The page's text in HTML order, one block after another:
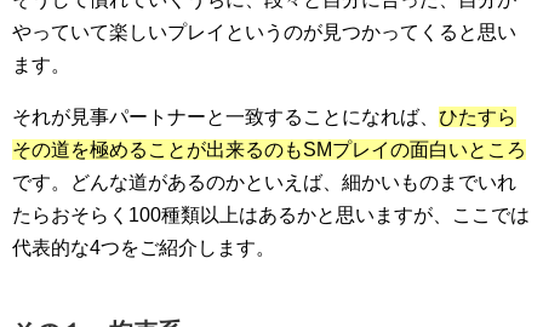
やっていて楽しいプレイというのが見つかってくると思い
ます。
それが見事パートナーと一致することになれば、 ひたすら
その道を極めることが出来るのもSMプレイの面白いところ
です。どんな道があるのかといえば、細かいものまでいれ
たらおそらく100種類以上はあるかと思いますが、ここでは
代表的な4つをご紹介します。